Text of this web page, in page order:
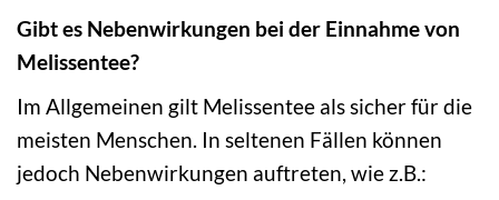
Gibt es Nebenwirkungen bei der Einnahme von
Melissentee?
Im Allgemeinen gilt Melissentee als sicher für die
meisten Menschen. In seltenen Fällen können
jedoch Nebenwirkungen auftreten, wie z.B.: